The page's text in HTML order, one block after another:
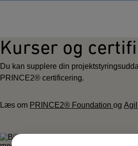
Kurser og
Du kan supplere din
PRINCE2® certificering.
Læs om PRINCE2® Foundation og